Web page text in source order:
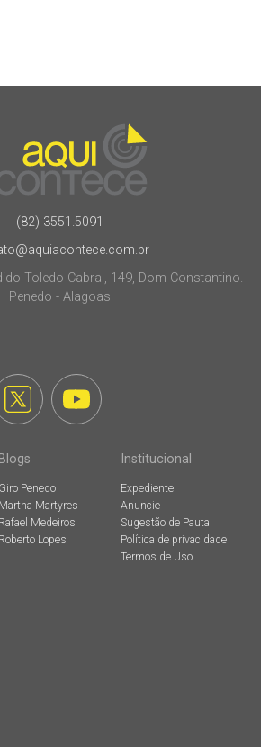
(82) 3551.5091
Toledo Cabral, 149, Dom Constantino.
Penedo - Alagoas
Blogs
Giro Penedo
Martha Martyres
Rafael Medeiros
Roberto Lopes
Institucional
Expediente
Anuncie
Sugestão de Pauta
Política de privacidade
Termos de Uso